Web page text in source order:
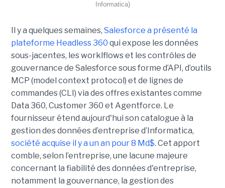
Informatica)
Il y a quelques semaines, Salesforce a présenté la
plateforme Headless 360 qui expose les données
sous-jacentes, les worklflows et les contrôles de
gouvernance de Salesforce sous forme d’API, d’outils
MCP (model context protocol) et de lignes de
commandes (CLI) via des offres existantes comme
Data 360, Customer 360 et Agentforce. Le
fournisseur étend aujourd'hui son catalogue à la
gestion des données d’entreprise d’Informatica,
société acquise il y a un an pour 8 Md$. Cet apport
comble, selon l’entreprise, une lacune majeure
concernant la fiabilité des données d'entreprise,
notamment la gouvernance, la gestion des